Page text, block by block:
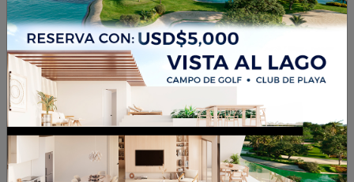
1/9